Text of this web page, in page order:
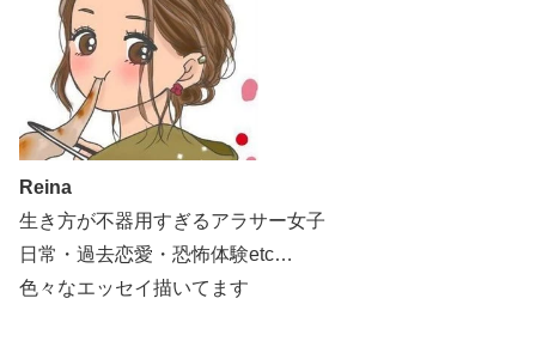
Reina
生き方が不器用すぎるアラサー女子
日常・過去恋愛・恐怖体験etc…
色々なエッセイ描いてます